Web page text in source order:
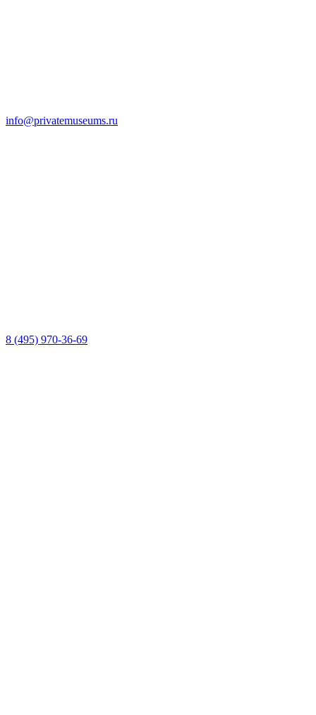
info@privatemuseums.ru
8 (495) 970-36-69